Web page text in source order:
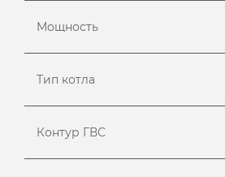
Мощность
Тип котла
Контур ГВС